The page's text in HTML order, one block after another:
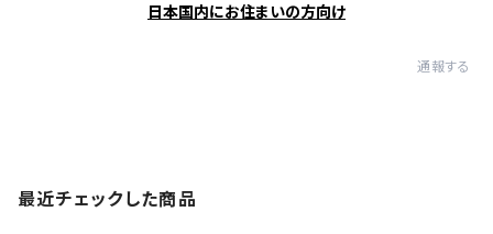
日本国内にお住まいの方向け
通報する
最近チェックした商品